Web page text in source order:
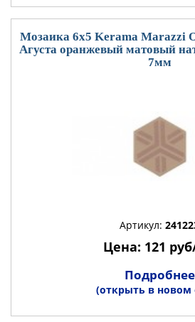
Мозаика 6x5 Kerama Marazzi
Агуста оранжевый матовый
7мм
Артикул:
Цена: 121
Подробнее
(открыть в новом